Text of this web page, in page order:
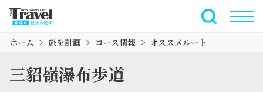
全文検索
ホーム 旅を計画 コース情報 オススメルート
三貂嶺瀑布歩道